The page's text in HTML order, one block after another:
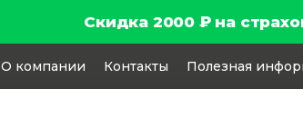
Скидка 2000 ₽ на
О компании Контакты Полезная